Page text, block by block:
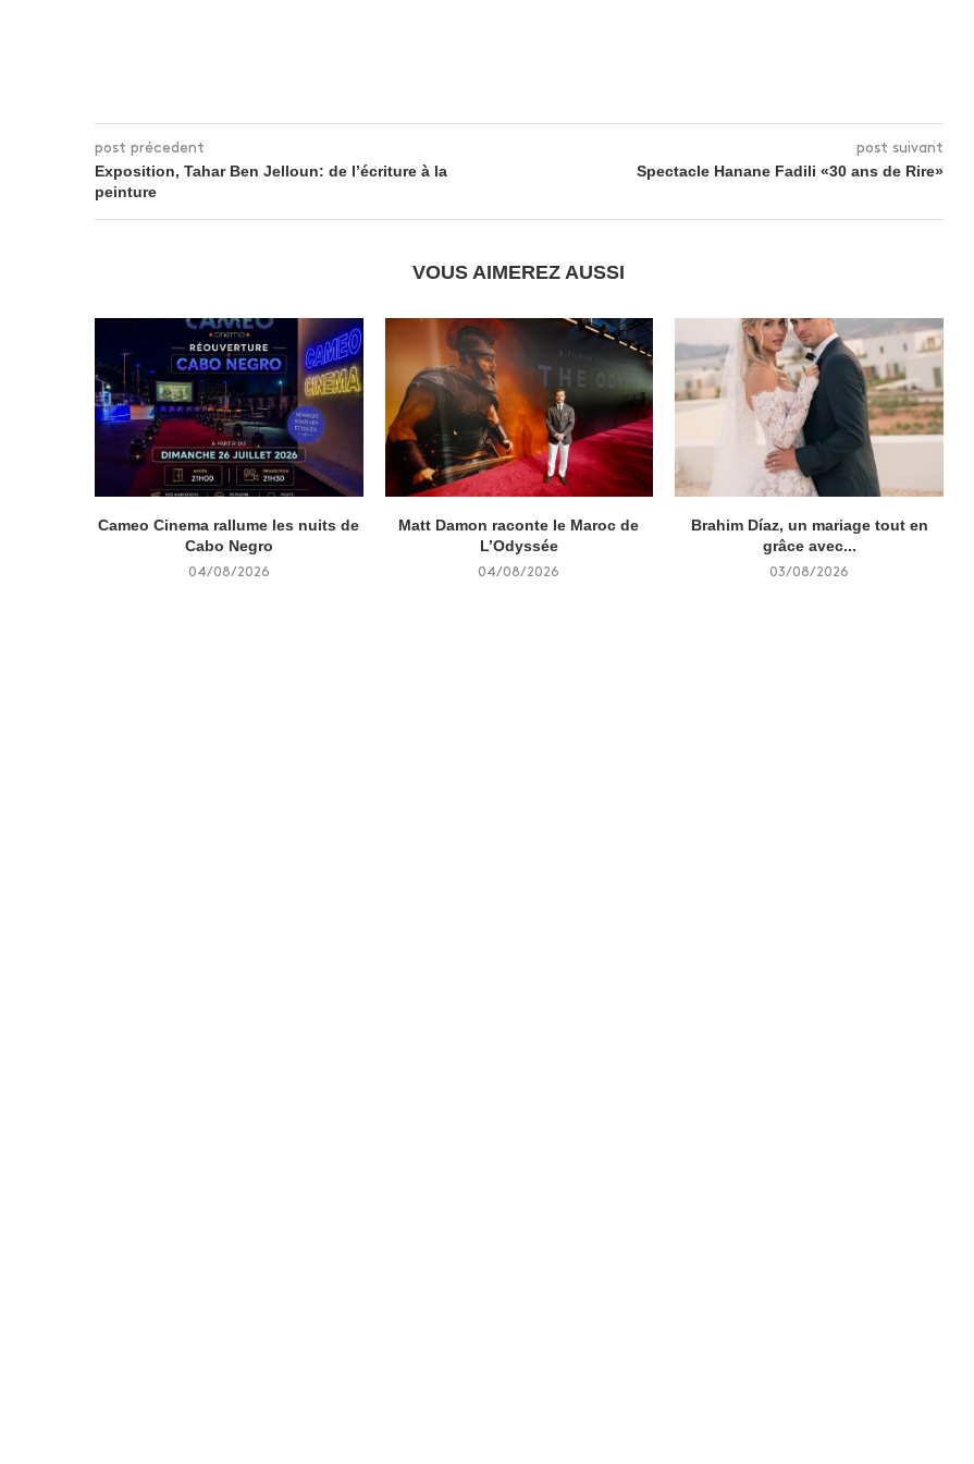
post précedent
Exposition, Tahar Ben Jelloun: de l’écriture à la
peinture
post suivant
Spectacle Hanane Fadili «30 ans de Rire»
VOUS AIMEREZ AUSSI
Cameo Cinema rallume les nuits de
Cabo Negro
04/08/2026
Matt Damon raconte le Maroc de
L’Odyssée
04/08/2026
Brahim Díaz, un mariage tout en
grâce avec...
03/08/2026